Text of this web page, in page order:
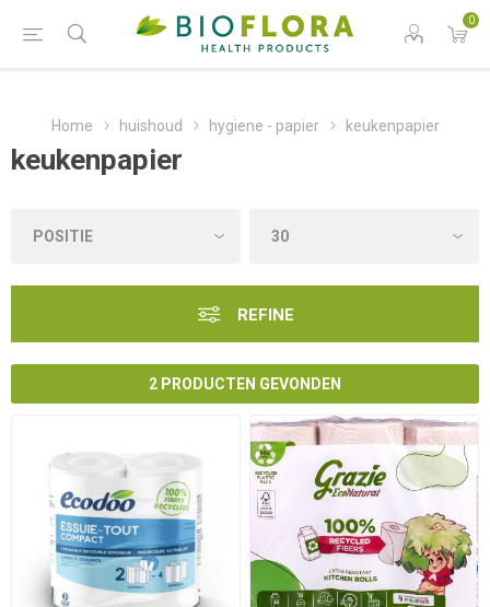
0
Home huishoud hygiene - papier keukenpapier
keukenpapier
REFINE
2 PRODUCTEN GEVONDEN